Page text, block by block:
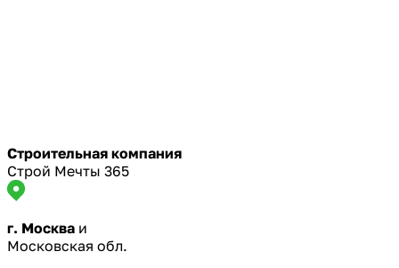
Строительная компания
Строй Мечты 365
г. Москва и
Московская обл.